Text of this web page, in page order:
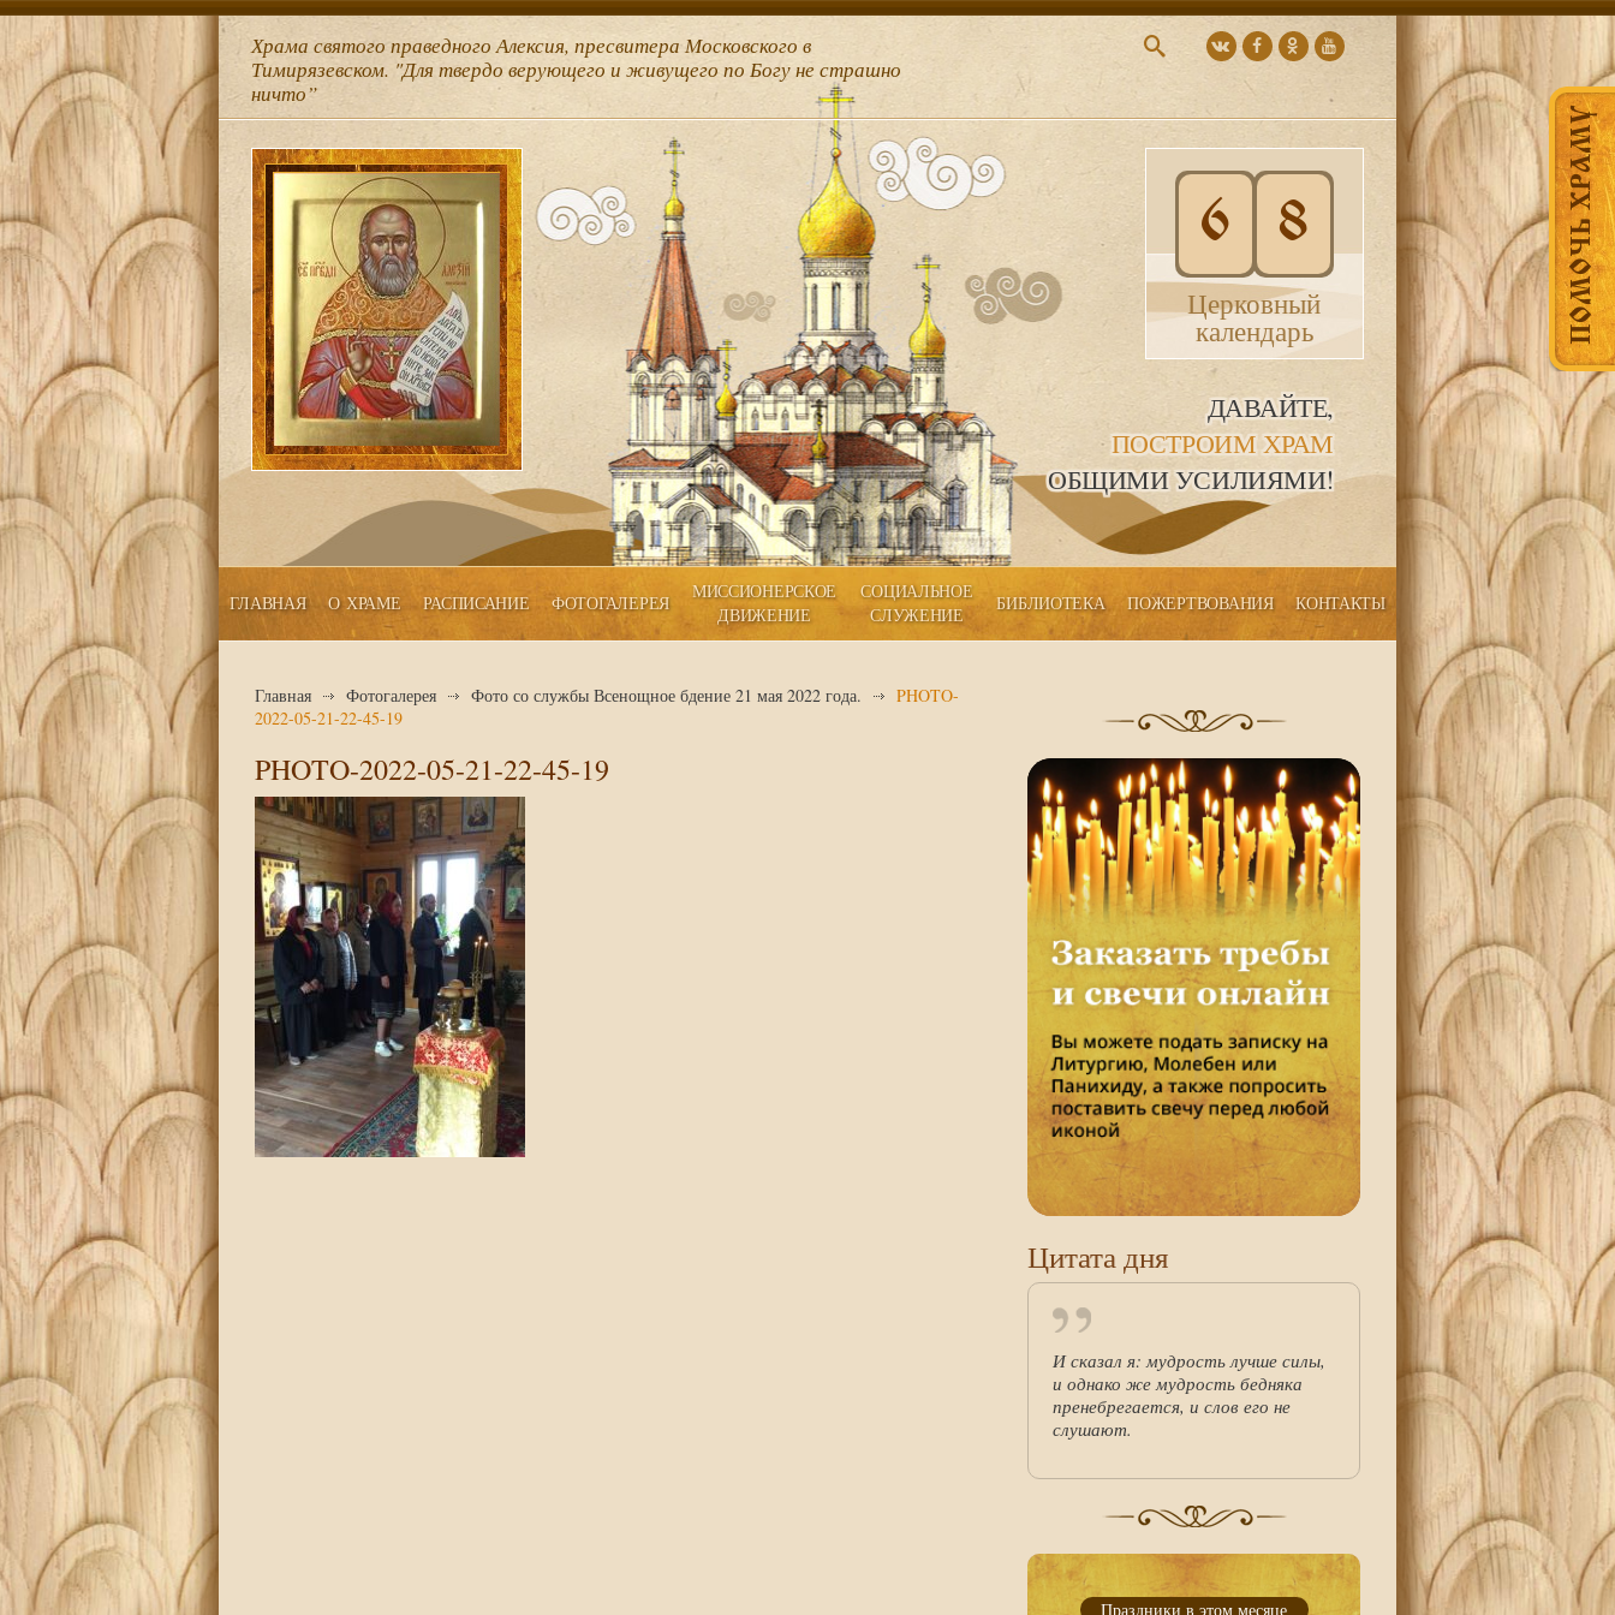
ПОМОЧЬ ХРАМУ
Храма святого праведного Алексия, пресвитера Московского в
Тимирязевском. "Для твердо верующего и живущего по Богу не страшно
ничто”
6 8
Церковный
календарь
ДАВАЙТЕ,
ПОСТРОИМ ХРАМ
ОБЩИМИ УСИЛИЯМИ!
ГЛАВНАЯ О ХРАМЕ РАСПИСАНИЕ ФОТОГАЛЕРЕЯ
МИССИОНЕРСКОЕ
ДВИЖЕНИЕ
СОЦИАЛЬНОЕ
СЛУЖЕНИЕ
БИБЛИОТЕКА ПОЖЕРТВОВАНИЯ КОНТАКТЫ
Главная Фотогалерея Фото со службы Всенощное бдение 21 мая 2022 года.
PHOTO-
2022-05-21-22-45-19
PHOTO-2022-05-21-22-45-19
Цитата дня
И сказал я: мудрость лучше силы,
и однако же мудрость бедняка
пренебрегается, и слов его не
слушают.
Праздники в этом месяце